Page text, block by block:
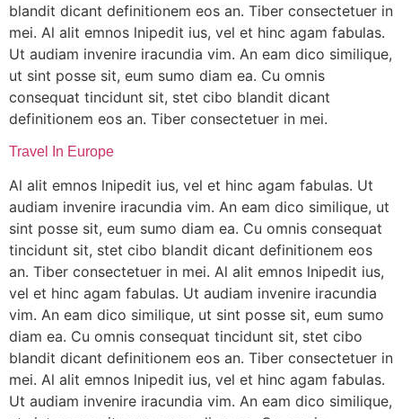
blandit dicant definitionem eos an. Tiber consectetuer in
mei. Al alit emnos lnipedit ius, vel et hinc agam fabulas.
Ut audiam invenire iracundia vim. An eam dico similique,
ut sint posse sit, eum sumo diam ea. Cu omnis
consequat tincidunt sit, stet cibo blandit dicant
definitionem eos an. Tiber consectetuer in mei.
Travel In Europe
Al alit emnos lnipedit ius, vel et hinc agam fabulas. Ut
audiam invenire iracundia vim. An eam dico similique, ut
sint posse sit, eum sumo diam ea. Cu omnis consequat
tincidunt sit, stet cibo blandit dicant definitionem eos
an. Tiber consectetuer in mei. Al alit emnos lnipedit ius,
vel et hinc agam fabulas. Ut audiam invenire iracundia
vim. An eam dico similique, ut sint posse sit, eum sumo
diam ea. Cu omnis consequat tincidunt sit, stet cibo
blandit dicant definitionem eos an. Tiber consectetuer in
mei. Al alit emnos lnipedit ius, vel et hinc agam fabulas.
Ut audiam invenire iracundia vim. An eam dico similique,